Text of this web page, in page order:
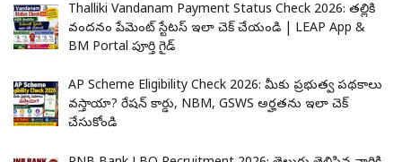
Thalliki Vandanam Payment Status Check 2026: తల్లికి
వందనం పేమెంట్ స్టేటస్ ఇలా చెక్ చేయండి | LEAP App &
BM Portal పూర్తి గైడ్
AP Scheme Eligibility Check 2026: మీకు ప్రభుత్వ పథకాలు
వస్తాయా? రేషన్ కార్డు, NBM, GSWS అర్హతను ఇలా చెక్
చేసుకోండి